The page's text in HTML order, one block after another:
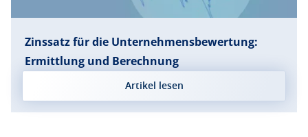
Zinssatz für die Unternehmensbewertung:
Ermittlung und Berechnung
Artikel lesen